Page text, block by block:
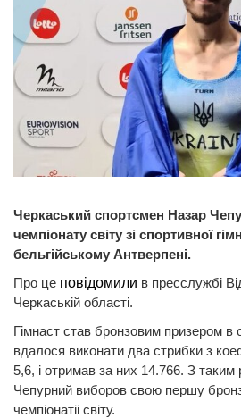
Черкаський спортсмен Назар
чемпіонату світу зі спортивної
бельгійському Антверпені.
Про це повідомили в пресслужбі
Черкаській області.
Гімнаст став бронзовим призером
вдалося виконати два стрибки з
5,6, і отримав за них 14.766. З
Чепурний виборов свою першу
чемпіонатіі світу.